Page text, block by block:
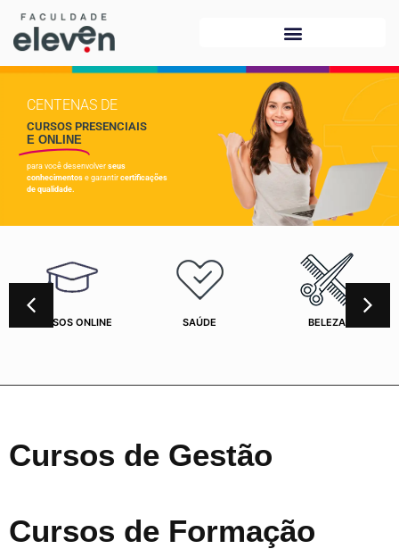
CENTENAS DE
CURSOS PRESENCIAIS
E ONLINE
para você desenvolver seus
conhecimentos e garantir certificações
de qualidade.
CURSOS ONLINE SAÚDE BELEZA
Cursos de Gestão
Cursos de Formação